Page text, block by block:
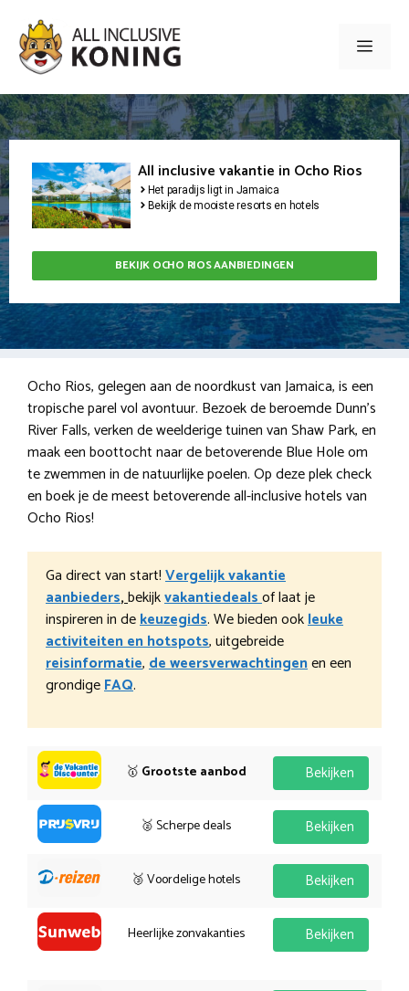
naar
inhoud
Menu
All inclusive vakantie in Ocho Rios
Het paradijs ligt in Jamaica
Bekijk de mooiste resorts en hotels
BEKIJK OCHO RIOS AANBIEDINGEN
Ocho Rios, gelegen aan de noordkust van Jamaica, is een
tropische parel vol avontuur. Bezoek de beroemde Dunn’s
River Falls, verken de weelderige tuinen van Shaw Park, en
maak een boottocht naar de betoverende Blue Hole om
te zwemmen in de natuurlijke poelen. Op deze plek check
en boek je de meest betoverende all-inclusive hotels van
Ocho Rios!
Ga direct van start!Vergelijk vakantie
aanbieders,bekijkvakantiedealsof laat je
inspireren in dekeuzegids. We bieden ookleuke
activiteiten en hotspots, uitgebreide
reisinformatie,de weersverwachtingenen een
grondigeFAQ.
🥇 Grootste aanbod Bekijken
🥈 Scherpe deals Bekijken
🥉 Voordelige hotels Bekijken
Heerlijke zonvakanties Bekijken